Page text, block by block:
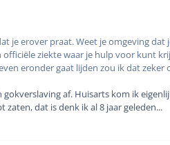
je erover praat. Weet je omgeving dat
officiële ziekte waar je hulp voor kunt
eronder gaat lijden zou ik dat zeker
af. Huisarts kom ik
dat is denk ik al 8 jaar geleden...